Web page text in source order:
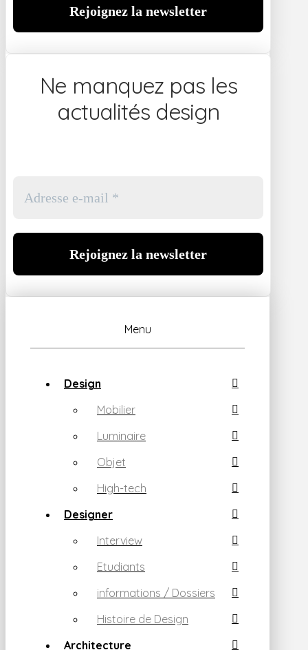
Ne manquez pas les
actualités design
Menu
Design
Mobilier
Luminaire
Objet
High-tech
Designer
Interview
Etudiants
informations / Dossiers
Histoire de Design
Architecture